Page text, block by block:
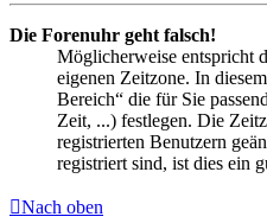
Die Forenuhr geht falsch!
Möglicherweise entspricht
eigenen Zeitzone. In
Bereich“ die für Sie
Zeit, ...) festlegen. Die
registrierten Benutzern
registriert sind, ist dies ein
Nach oben